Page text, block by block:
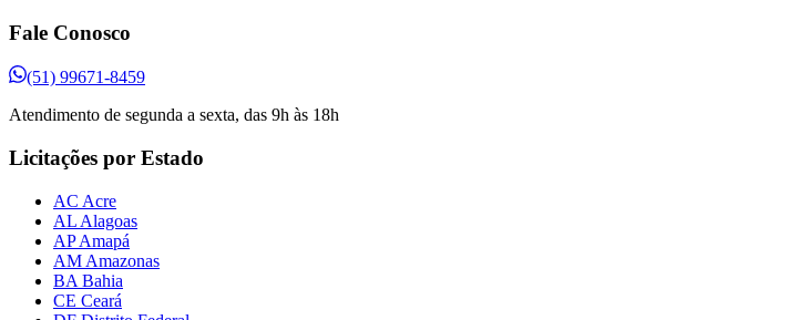
Fale Conosco
(51) 99671-8459
Atendimento de segunda a sexta, das 9h às 18h
Licitações por Estado
AC Acre
AL Alagoas
AP Amapá
AM Amazonas
BA Bahia
CE Ceará